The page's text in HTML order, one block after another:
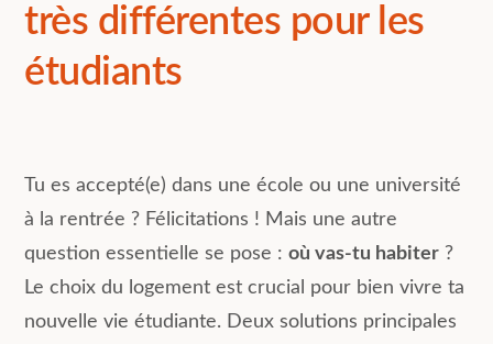
très différentes pour les
étudiants
Tu es accepté(e) dans une école ou une université
à la rentrée ? Félicitations ! Mais une autre
question essentielle se pose :où vas-tu habiter ?
Le choix du logement est crucial pour bien vivre ta
nouvelle vie étudiante. Deux solutions principales